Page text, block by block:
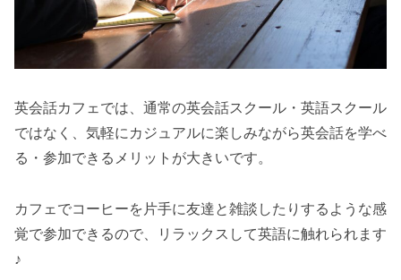
英会話カフェでは、通常の英会話スクール・英語スクール
ではなく、気軽にカジュアルに楽しみながら英会話を学べ
る・参加できるメリットが大きいです。
カフェでコーヒーを片手に友達と雑談したりするような感
覚で参加できるので、リラックスして英語に触れられます
♪